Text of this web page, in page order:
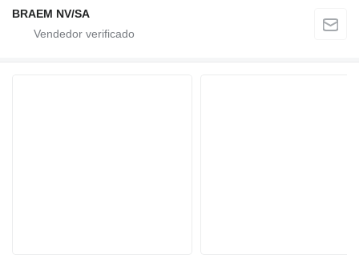
BRAEM NV/SA